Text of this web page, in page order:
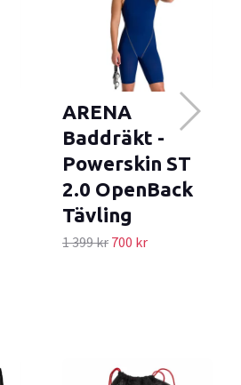
ARENA
Baddräkt -
Powerskin ST
2.0 OpenBack
Tävling
1 399 kr 700 kr